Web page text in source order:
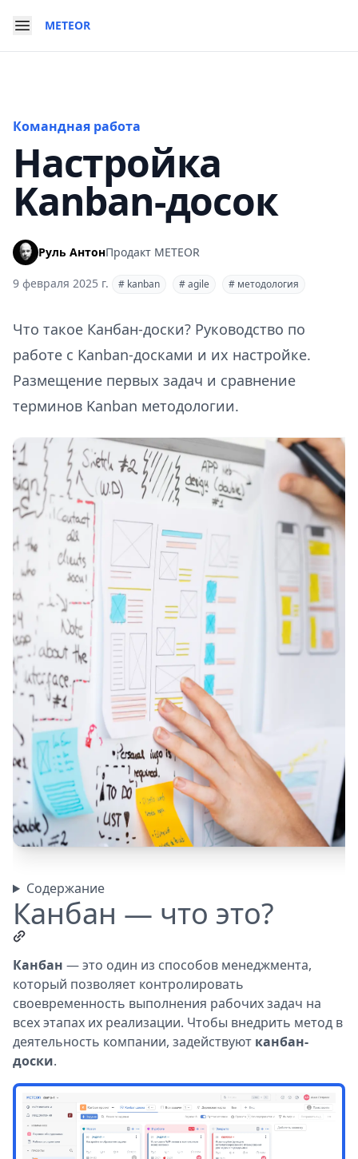
METEOR
Командная работа
Настройка
Kanban-досок
Руль АнтонПродакт METEOR
9 февраля 2025 г. # kanban #agile # методология
Что такое Канбан-доски? Руководство по
работе с Kanban-досками и их настройке.
Размещение первых задач и сравнение
терминов Kanban методологии.
Содержание
Канбан — что это?
Канбан — это один из способов менеджмента,
который позволяет контролировать
своевременность выполнения рабочих задач на
всех этапах их реализации. Чтобы внедрить метод в
деятельность компании, задействуют канбан-
доски.